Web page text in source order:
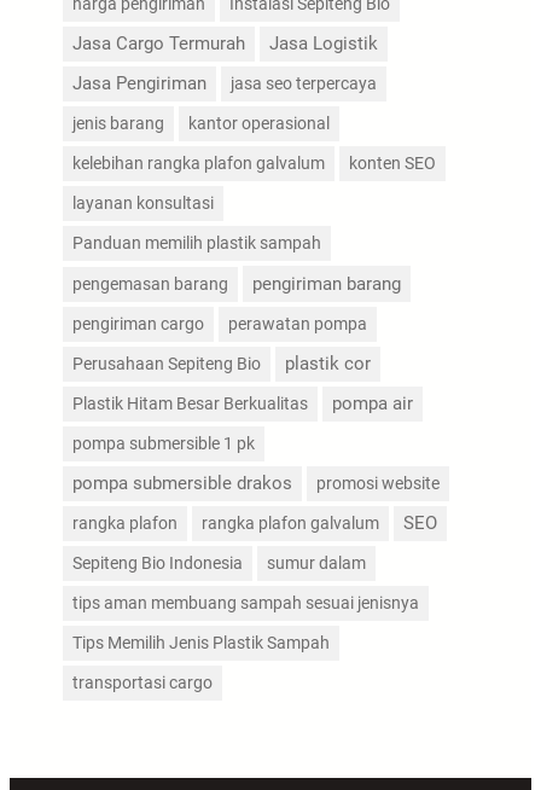
Jasa Cargo Termurah
Jasa Logistik
Jasa Pengiriman
jasa seo terpercaya
jenis barang kantor operasional
kelebihan rangka plafon galvalum konten SEO
layanan konsultasi
Panduan memilih plastik sampah
pengemasan barang pengiriman barang
pengiriman cargo perawatan pompa
Perusahaan Sepiteng Bio plastik cor
Plastik Hitam Besar Berkualitas pompa air
pompa submersible 1 pk
pompa submersible drakos promosi website
rangka plafon rangka plafon galvalum SEO
Sepiteng Bio Indonesia sumur dalam
tips aman membuang sampah sesuai jenisnya
Tips Memilih Jenis Plastik Sampah
transportasi cargo